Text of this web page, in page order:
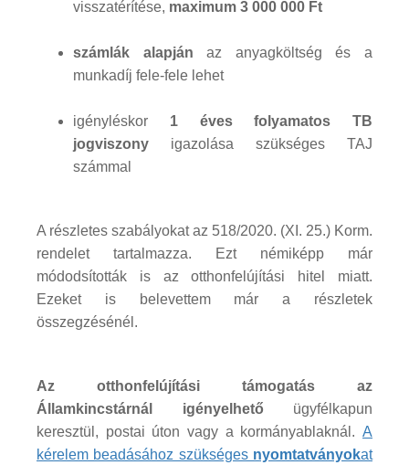
visszatérítése, maximum 3 000 000 Ft
számlák alapján az anyagköltség és a
munkadíj fele-fele lehet
igényléskor 1 éves folyamatos TB
jogviszony igazolása szükséges TAJ
számmal
A részletes szabályokat az 518/2020. (XI. 25.) Korm.
rendelet tartalmazza. Ezt némiképp már
módodsították is az otthonfelújítási hitel miatt.
Ezeket is belevettem már a részletek
összegzésénél.
Az otthonfelújítási támogatás az
Államkincstárnál igényelhető ügyfélkapun
keresztül, postai úton vagy a kormányablaknál. A
kérelem beadásához szükséges nyomtatványokat